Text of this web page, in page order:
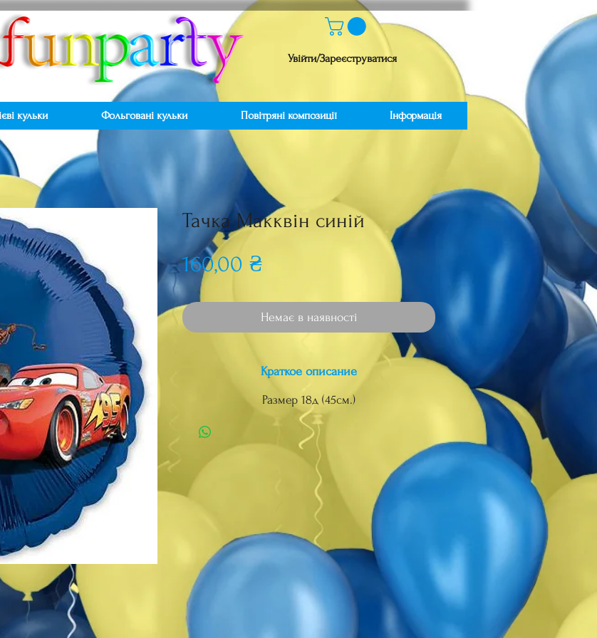
Увійти/Зареєструватися
Тачка Макквін синій
160,00 ₴Ціна
Немає в наявності
Краткое описание
Размер 18д (45см.)
кульки Фольговані кульки Повітряні композиції Інформація